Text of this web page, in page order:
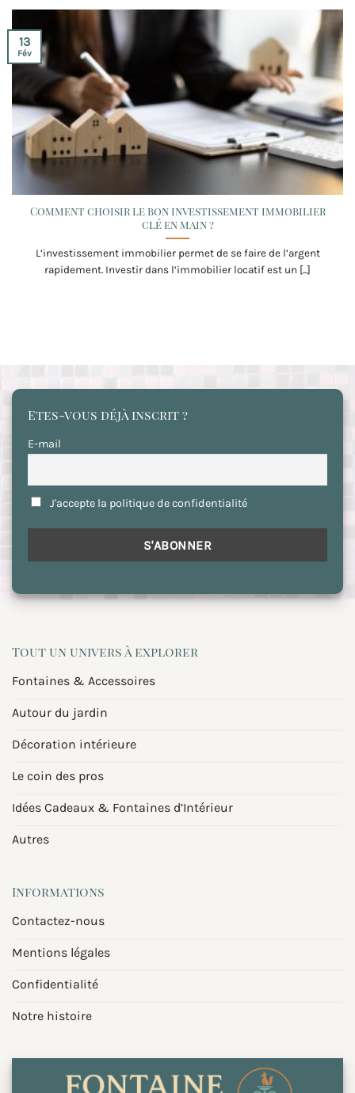
Comment choisir le bon investissement immobilier
clé en main ?
L’investissement immobilier permet de se faire de l’argent
rapidement. Investir dans l’immobilier locatif est un [...]
13
Fév
Etes-vous déjà inscrit ?
E-mail
J'accepte la politique de confidentialité
Tout un univers à explorer
Fontaines & Accessoires
Autour du jardin
Décoration intérieure
Le coin des pros
Idées Cadeaux & Fontaines d’Intérieur
Autres
Informations
Contactez-nous
Mentions légales
Confidentialité
Notre histoire